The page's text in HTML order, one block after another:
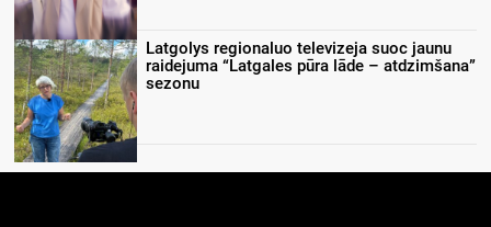
Latgolys regionaluo televizeja suoc jaunu
raidejuma “Latgales pūra lāde – atdzimšana”
sezonu